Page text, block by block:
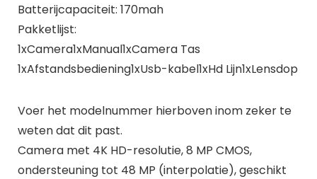
Batterijcapaciteit: 170mah
Pakketlijst:
1xCamera1xManual1xCamera Tas
1xAfstandsbediening1xUsb-kabel1xHd Lijn1xLensdop
Voer het modelnummer hierboven inom zeker te
weten dat dit past.
Camera met 4K HD-resolutie, 8 MP CMOS,
ondersteuning tot 48 MP (interpolatie), geschikt